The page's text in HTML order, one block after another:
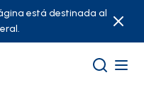
está destinada al